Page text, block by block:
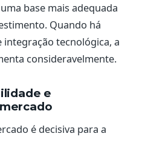
base mais adequada
Quando há
tecnológica, a
consideravelmente.
e
é decisiva para a